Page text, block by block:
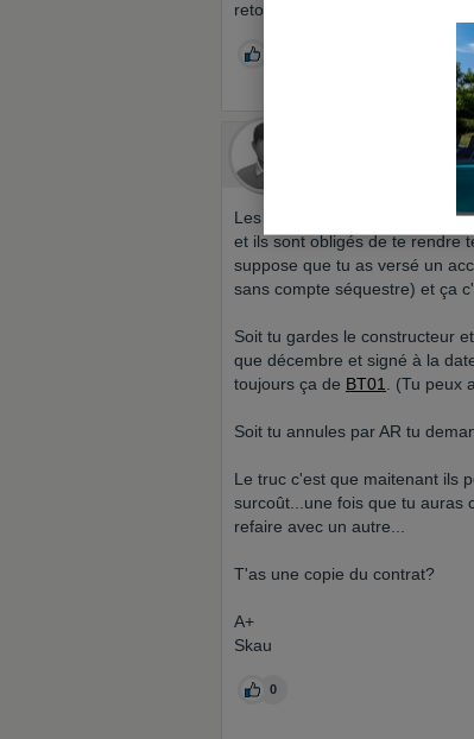
retourner des le lendemain et
Les 7 jours c'est à partir du
et ils sont obligés de te rendre
suppose que tu as versé un
sans compte séquestre) et ça
Soit tu gardes le constructeur
que décembre et signé à la
toujours ça de BT01 . (Tu
Soit tu annules par AR tu
Le truc c'est que maitenant ils
surcoût...une fois que tu auras
refaire avec un autre...
T'as une copie du contrat?
A+
Skau
0